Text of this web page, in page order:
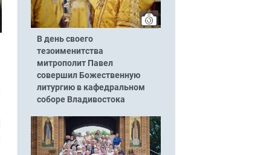
В день своего
тезоименитства
митрополит Павел
совершил Божественную
литургию в кафедральном
соборе Владивостока